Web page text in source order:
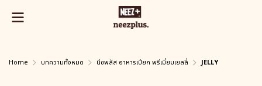
Home บทความทั้งหมด นีซพลัส อาหารเปียก พรีเมี่ยมเยลลี่ JELLY